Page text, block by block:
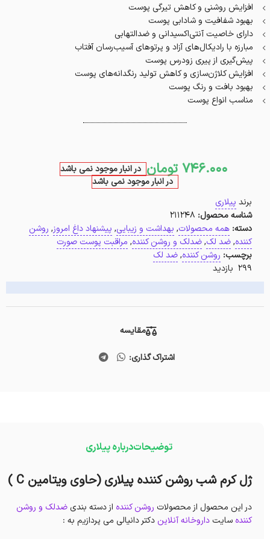
افزایش‌ روشنی و کاهش تیرگی پوست
بهبود شفافیت و شادابی پوست
دارای خاصیت آنتی‌اکسیدانی و ضدالتهابی
مبارزه‌ با رادیکال‌های آزاد و پرتوهای آسیب‌رسان آفتاب
پیش‌گیری از پیری زودرس پوست
افزایش‌ کلاژن‌سازی و کاهش تولید رنگدانه‌های پوست
بهبود بافت و رنگ پوست
مناسب انواع پوست
746.000 تومان در انبار موجود نمی باشد
در انبار موجود نمی باشد
برند پیلاری
شناسه محصول: 211248
دسته: همه محصولات, بهداشت و زیبایی, پیشنهاد داغ امروز, روشن
کننده,ضد لک,ضدلک و روشن کننده, مراقبت پوست صورت
برچسب: روشن کننده,ضد لک
299 بازدید
مقایسه
اشتراک گذاری:
توضیحاتدرباره پیلاری
ژل کرم شب روشن کننده پیلاری (حاوی ویتامین C )
در این محصول از محصولات روشن کننده از دسته بندیضدلک و روشن
کننده سایتداروخانه آنلاین دکتر دانیالی می پردازیم به :